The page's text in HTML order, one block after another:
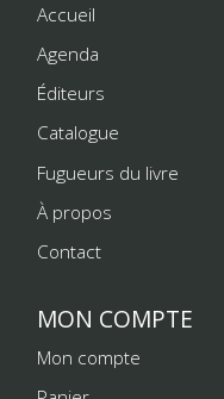
Accueil
Agenda
Éditeurs
Catalogue
Fugueurs du livre
À propos
Contact
MON COMPTE
Mon compte